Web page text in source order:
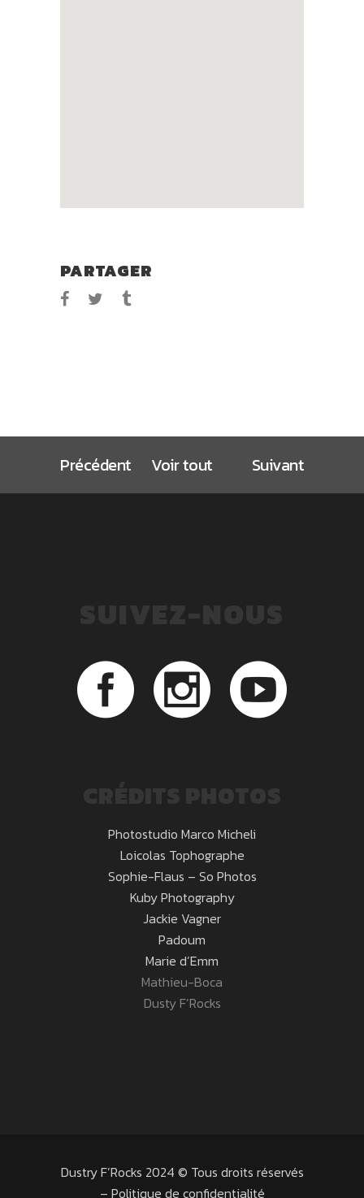
PARTAGER
Précédent Voir tout Suivant
Photostudio Marco Micheli
Loicolas Tophographe
Sophie-Flaus – So Photos
Kuby Photography
Jackie Vagner
Padoum
Marie d’Emm
Mathieu-Boca
Dusty F’Rocks
Dustry F’Rocks 2024 © Tous droits réservés
– Politique de confidentialité